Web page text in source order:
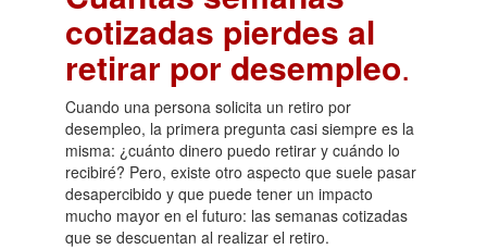
cotizadas pierdes al
retirar por desempleo.
Cuando una persona solicita un retiro por
desempleo, la primera pregunta casi siempre es la
misma: ¿cuánto dinero puedo retirar y cuándo lo
recibiré? Pero, existe otro aspecto que suele pasar
desapercibido y que puede tener un impacto
mucho mayor en el futuro: las semanas cotizadas
que se descuentan al realizar el retiro.